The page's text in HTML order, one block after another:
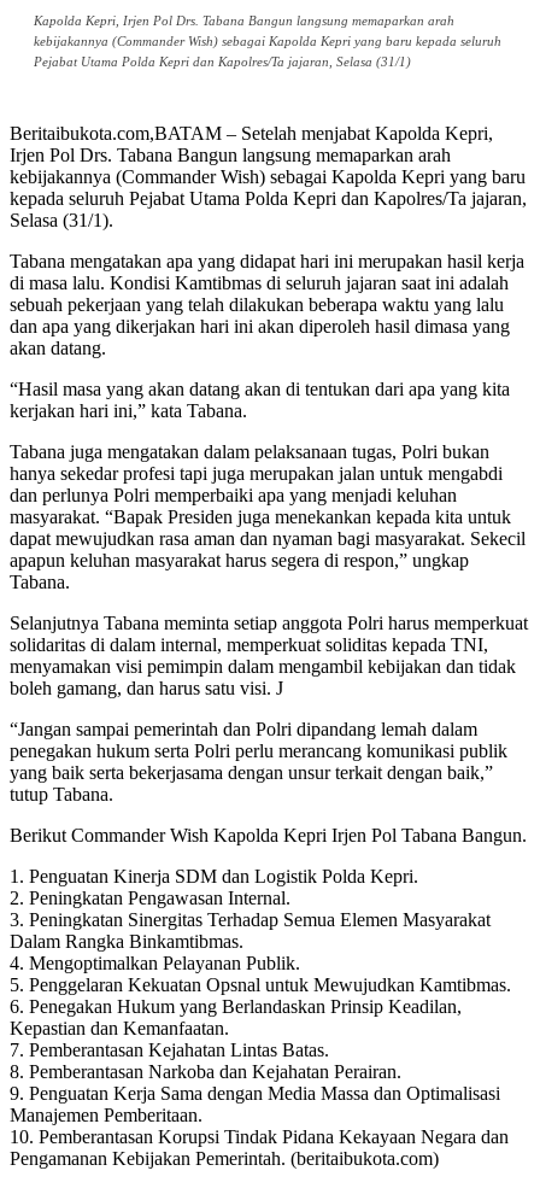
Kapolda Kepri, Irjen Pol Drs. Tabana Bangun langsung memaparkan arah
kebijakannya (Commander Wish) sebagai Kapolda Kepri yang baru kepada seluruh
Pejabat Utama Polda Kepri dan Kapolres/Ta jajaran, Selasa (31/1)
Beritaibukota.com,BATAM – Setelah menjabat Kapolda Kepri,
Irjen Pol Drs. Tabana Bangun langsung memaparkan arah
kebijakannya (Commander Wish) sebagai Kapolda Kepri yang baru
kepada seluruh Pejabat Utama Polda Kepri dan Kapolres/Ta jajaran,
Selasa (31/1).
Tabana mengatakan apa yang didapat hari ini merupakan hasil kerja
di masa lalu. Kondisi Kamtibmas di seluruh jajaran saat ini adalah
sebuah pekerjaan yang telah dilakukan beberapa waktu yang lalu
dan apa yang dikerjakan hari ini akan diperoleh hasil dimasa yang
akan datang.
“Hasil masa yang akan datang akan di tentukan dari apa yang kita
kerjakan hari ini,” kata Tabana.
Tabana juga mengatakan dalam pelaksanaan tugas, Polri bukan
hanya sekedar profesi tapi juga merupakan jalan untuk mengabdi
dan perlunya Polri memperbaiki apa yang menjadi keluhan
masyarakat. “Bapak Presiden juga menekankan kepada kita untuk
dapat mewujudkan rasa aman dan nyaman bagi masyarakat. Sekecil
apapun keluhan masyarakat harus segera di respon,” ungkap
Tabana.
Selanjutnya Tabana meminta setiap anggota Polri harus memperkuat
solidaritas di dalam internal, memperkuat soliditas kepada TNI,
menyamakan visi pemimpin dalam mengambil kebijakan dan tidak
boleh gamang, dan harus satu visi. J
“Jangan sampai pemerintah dan Polri dipandang lemah dalam
penegakan hukum serta Polri perlu merancang komunikasi publik
yang baik serta bekerjasama dengan unsur terkait dengan baik,”
tutup Tabana.
Berikut Commander Wish Kapolda Kepri Irjen Pol Tabana Bangun.
1. Penguatan Kinerja SDM dan Logistik Polda Kepri.
2. Peningkatan Pengawasan Internal.
3. Peningkatan Sinergitas Terhadap Semua Elemen Masyarakat
Dalam Rangka Binkamtibmas.
4. Mengoptimalkan Pelayanan Publik.
5. Penggelaran Kekuatan Opsnal untuk Mewujudkan Kamtibmas.
6. Penegakan Hukum yang Berlandaskan Prinsip Keadilan,
Kepastian dan Kemanfaatan.
7. Pemberantasan Kejahatan Lintas Batas.
8. Pemberantasan Narkoba dan Kejahatan Perairan.
9. Penguatan Kerja Sama dengan Media Massa dan Optimalisasi
Manajemen Pemberitaan.
10. Pemberantasan Korupsi Tindak Pidana Kekayaan Negara dan
Pengamanan Kebijakan Pemerintah. (beritaibukota.com)